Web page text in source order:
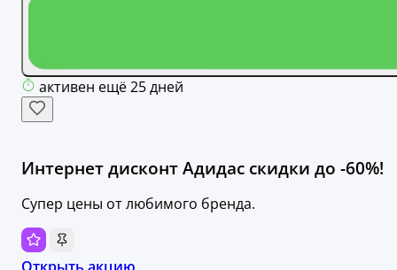
активен ещё 25 дней
Интернет дисконт Адидас скидки до -60%!
Супер цены от любимого бренда.